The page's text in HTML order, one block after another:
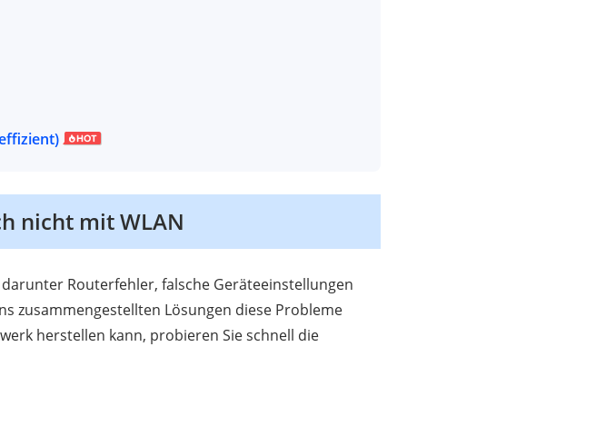
nicht mit WLAN
Routerfehler, falsche Geräteeinstellungen
zusammengestellten Lösungen diese Probleme
herstellen kann, probieren Sie schnell die